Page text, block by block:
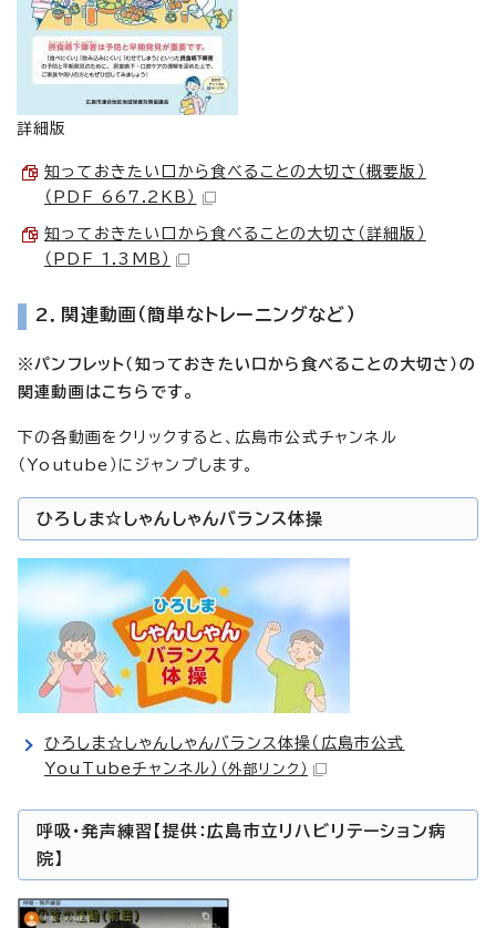
詳細版
知っておきたい口から食べることの大切さ（概要版）
（PDF 667.2KB）
知っておきたい口から食べることの大切さ（詳細版）
（PDF 1.3MB）
2．関連動画（簡単なトレーニングなど）
※パンフレット（知っておきたい口から食べることの大切さ）の
関連動画はこちらです。
下の各動画をクリックすると、広島市公式チャンネル
（Youtube）にジャンプします。
ひろしま☆しゃんしゃんバランス体操
ひろしま☆しゃんしゃんバランス体操（広島市公式
YouTubeチャンネル） （外部リンク）
呼吸・発声練習【提供：広島市立リハビリテーション病
院】